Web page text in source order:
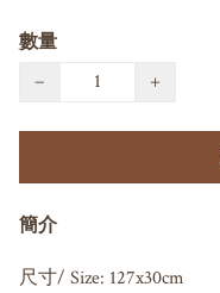
數量
−
+
簡介
尺寸/ Size: 127x30cm